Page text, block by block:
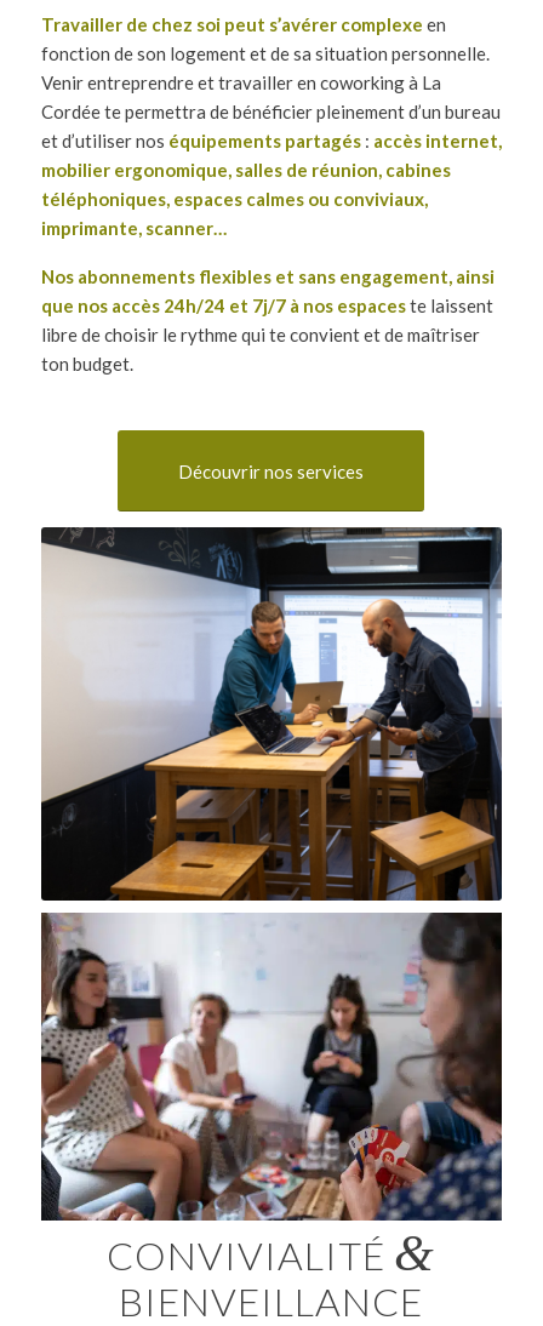
Travailler de chez soi peut s’avérer complexe en
fonction de son logement et de sa situation personnelle.
Venir entreprendre et travailler en coworking à La
Cordée te permettra de bénéficier pleinement d’un bureau
et d’utiliser nos équipements partagés : accès internet,
mobilier ergonomique, salles de réunion, cabines
téléphoniques, espaces calmes ou conviviaux,
imprimante, scanner…
Nos abonnements flexibles et sans engagement, ainsi
que nos accès 24h/24 et 7j/7 à nos espaceste laissent
libre de choisir le rythme qui te convient et de maîtriser
ton budget.
Découvrir nos services
CONVIVIALITÉ &
BIENVEILLANCE